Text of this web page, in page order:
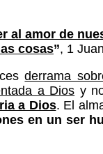
al amor de
cosas”, 1
derrama
a Dios y
a Dios. El
en un ser